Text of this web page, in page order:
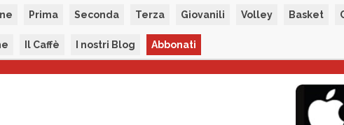
Prima Seconda Terza Giovanili Volley Basket
Il Caffè I nostri Blog Abbonati